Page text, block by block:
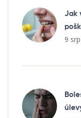
Jak
9